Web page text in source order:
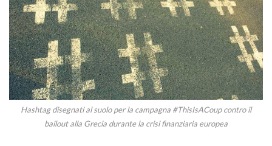
Hashtag disegnati al suolo per la campagna #ThisIsACoup contro il
bailout alla Grecia durante la crisi finanziaria europea